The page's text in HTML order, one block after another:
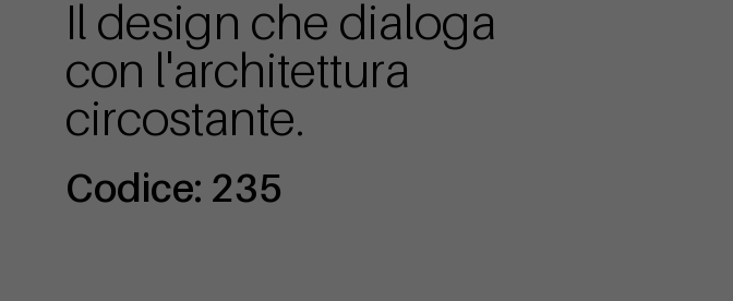
Il design che dialoga
con l'architettura
circostante.
Codice: 235